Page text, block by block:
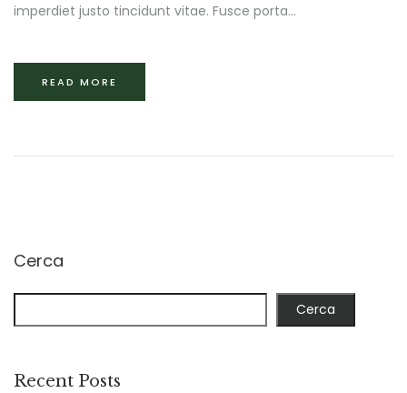
Cerca
Cerca
Recent Posts
imperdiet justo tincidunt vitae. Fusce porta...
READ MORE